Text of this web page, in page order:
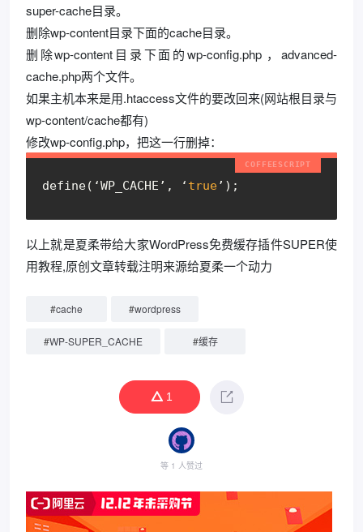
super-cache目录。
删除wp-content目录下面的cache目录。
删除wp-content目录下面的wp-config.php ，advanced-
cache.php两个文件。
如果主机本来是用.htaccess文件的要改回来(网站根目录与
wp-content/cache都有)
修改wp-config.php，把这一行删掉：
define(‘WP_CACHE’, ‘ true’);
以上就是夏柔带给大家WordPress免费缓存插件SUPER使
用教程,原创文章转载注明来源给夏柔一个动力
#cache #wordpress
#WP-SUPER_CACHE #缓存
1
等 1 人赞过